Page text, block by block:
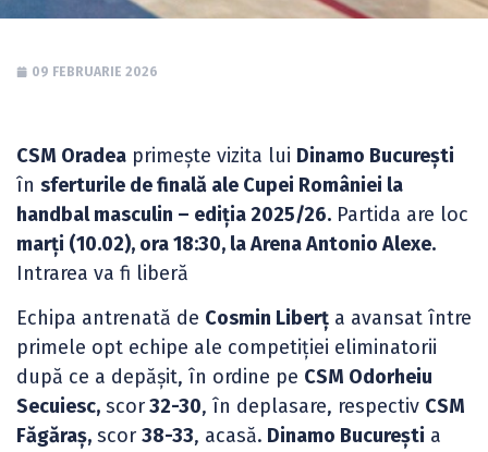
09 FEBRUARIE 2026
CSM Oradea primește vizita lui Dinamo București
în sferturile de finală ale Cupei României la
handbal masculin – ediția 2025/26. Partida are loc
marți (10.02), ora 18:30, la Arena Antonio Alexe.
Intrarea va fi liberă
Echipa antrenată de Cosmin Liberț a avansat între
primele opt echipe ale competiției eliminatorii
după ce a depășit, în ordine pe CSM Odorheiu
Secuiesc, scor32-30, în deplasare, respectiv CSM
Făgăraș, scor 38-33, acasă. Dinamo București a